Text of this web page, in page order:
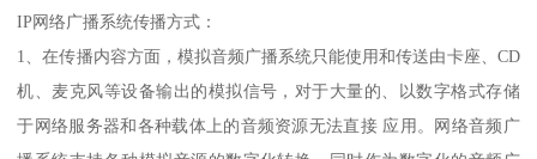
IP网络广播系统传播方式：
1、在传播内容方面，模拟音频广播系统只能使用和传送由卡座、CD
机、麦克风等设备输出的模拟信号，对于大量的、以数字格式存储
于网络服务器和各种载体上的音频资源无法直接 应用。网络音频广